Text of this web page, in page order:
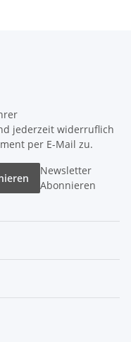
jederzeit widerruflich
per E-Mail zu.
Newsletter
Abonnieren